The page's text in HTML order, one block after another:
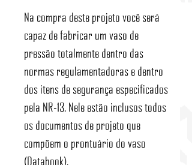
Na compra deste projeto você será
capaz de fabricar um vaso de
pressão totalmente dentro das
normas regulamentadoras e dentro
dos itens de segurança especificados
pela NR-13. Nele estão inclusos todos
os documentos de projeto que
compõem o prontuário do vaso
(Databook).